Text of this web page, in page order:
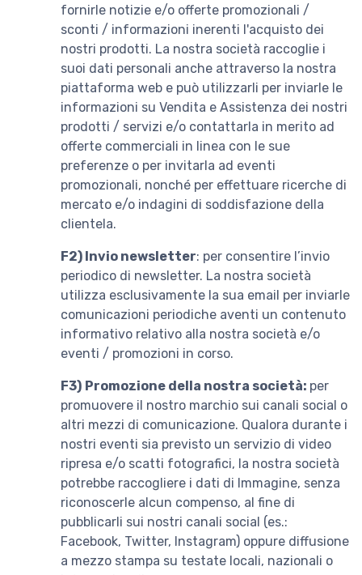
fornirle notizie e/o offerte promozionali /
sconti / informazioni inerenti l'acquisto dei
nostri prodotti. La nostra società raccoglie i
suoi dati personali anche attraverso la nostra
piattaforma web e può utilizzarli per inviarle le
informazioni su Vendita e Assistenza dei nostri
prodotti / servizi e/o contattarla in merito ad
offerte commerciali in linea con le sue
preferenze o per invitarla ad eventi
promozionali, nonché per effettuare ricerche di
mercato e/o indagini di soddisfazione della
clientela.
F2) Invio newsletter: per consentire l’invio
periodico di newsletter. La nostra società
utilizza esclusivamente la sua email per inviarle
comunicazioni periodiche aventi un contenuto
informativo relativo alla nostra società e/o
eventi / promozioni in corso.
F3) Promozione della nostra società: per
promuovere il nostro marchio sui canali social o
altri mezzi di comunicazione. Qualora durante i
nostri eventi sia previsto un servizio di video
ripresa e/o scatti fotografici, la nostra società
potrebbe raccogliere i dati di Immagine, senza
riconoscerle alcun compenso, al fine di
pubblicarli sui nostri canali social (es.:
Facebook, Twitter, Instagram) oppure diffusione
a mezzo stampa su testate locali, nazionali o